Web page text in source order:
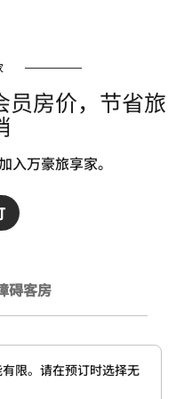
员房价，节省旅
入万豪旅享家。
碍客房
限。请在预订时选择无